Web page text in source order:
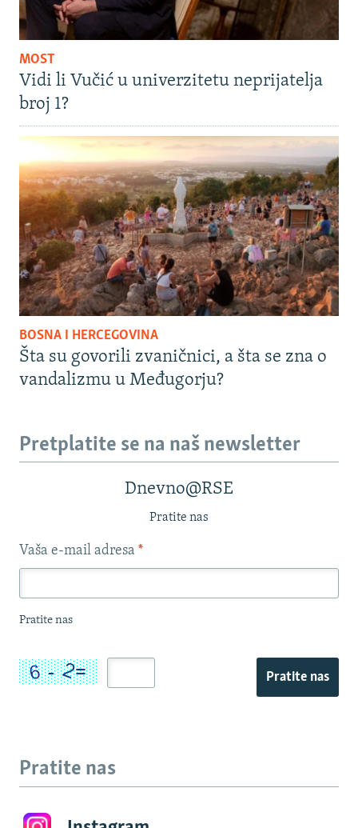
MOST
Vidi li Vučić u univerzitetu neprijatelja
broj 1?
BOSNA I HERCEGOVINA
Šta su govorili zvaničnici, a šta se zna o
vandalizmu u Međugorju?
Pretplatite se na naš newsletter
Dnevno@RSE
Pratite nas
Vaša e-mail adresa *
Pratite nas
Pratite nas
Pratite nas